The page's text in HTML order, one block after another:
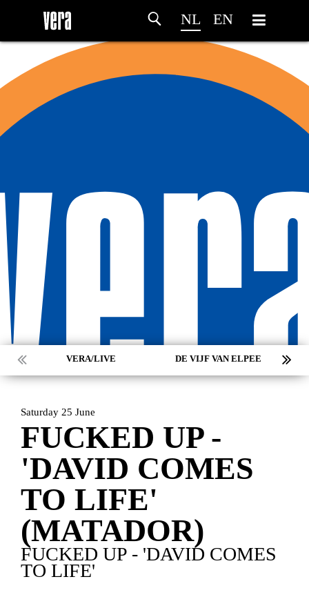
NL EN
VERA/LIVE DE VIJF VAN ELPEE
Saturday 25 June
FUCKED UP -
'DAVID COMES
TO LIFE'
(MATADOR)
FUCKED UP - 'DAVID COMES
TO LIFE'